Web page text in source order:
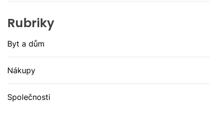
Rubriky
Byt a dům
Nákupy
Společnosti